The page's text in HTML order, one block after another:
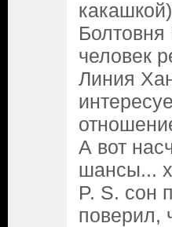
Болтовня
человек
Линия
А вот
шансы...
P. S. сон
поверил,